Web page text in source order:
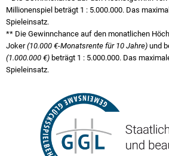
Millionenspiel beträgt 1 : 5.000.000. Das
Spieleinsatz.
** Die Gewinnchance auf den monatlichen
Joker(10.000 €-Monatsrente für 10 Jahre) und
(1.000.000 €) beträgt 1 : 5.000.000. Das
Spieleinsatz.